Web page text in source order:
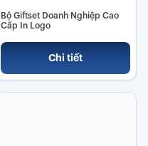
Bộ Giftset Doanh Nghiệp Cao
Cấp In Logo
Chi tiết